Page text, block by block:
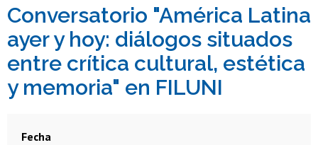
Funcionarias/os
Egresadas/os
Conversatorio "América Latina
ayer y hoy: diálogos situados
entre crítica cultural, estética
y memoria" en FILUNI
Fecha